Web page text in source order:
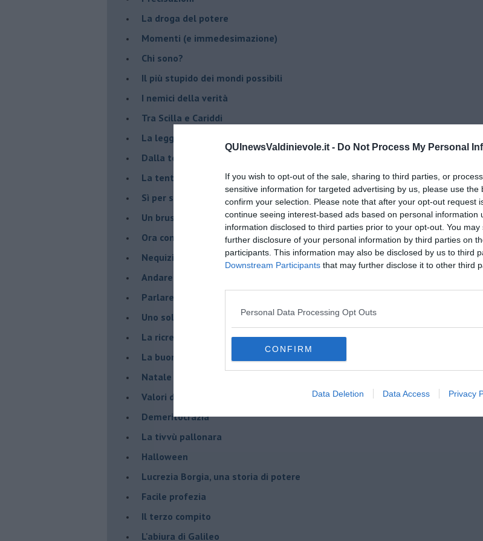
QUInewsValdinievole.it - Do Not Process My Personal
If you wish to opt-out of the sale, sharing to third parties, or
sensitive information for targeted advertising by us, please use the
confirm your selection. Please note that after your opt-out request
continue seeing interest-based ads based on personal information
information disclosed to third parties prior to your opt-out. You
further disclosure of your personal information by third parties on
participants. This information may also be disclosed by us to third
Downstream Participants that may further disclose it to other third
Personal Data Processing Opt Outs
CONFIRM
Data Deletion Data Access Privacy
La droga del potere
Momenti (e immedesimazione)
Chi sono?
Il più stupido dei mondi possibili
I nemici della verità
Tra Scilla e Cariddi
La legge del più forte
Dalla terra alla luna
La tentazione
​Sì per sempre? O no al momento?
Un brusco risveglio
Ora come allora
Nequizia
Andare oltre lo specchio
Parlare con la televisione
Uno solo al comando?
La ricreazione è finita
La buona notizia
Natale con l'elmetto
Valori dubbi miti fasulli
Demeritocrazia
La tivvù pallonara
Halloween
​Lucrezia Borgia, una storia di potere
Facile profezia
Il terzo compito
L'abiura di Galileo